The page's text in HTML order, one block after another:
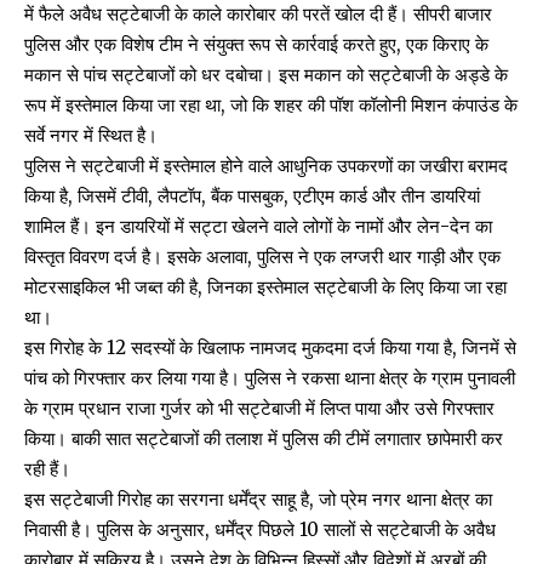
में फैले अवैध सट्टेबाजी के काले कारोबार की परतें खोल दी हैं। सीपरी बाजार
पुलिस और एक विशेष टीम ने संयुक्त रूप से कार्रवाई करते हुए, एक किराए के
मकान से पांच सट्टेबाजों को धर दबोचा। इस मकान को सट्टेबाजी के अड्डे के
रूप में इस्तेमाल किया जा रहा था, जो कि शहर की पॉश कॉलोनी मिशन कंपाउंड के
सर्वे नगर में स्थित है।
पुलिस ने सट्टेबाजी में इस्तेमाल होने वाले आधुनिक उपकरणों का जखीरा बरामद
किया है, जिसमें टीवी, लैपटॉप, बैंक पासबुक, एटीएम कार्ड और तीन डायरियां
शामिल हैं। इन डायरियों में सट्टा खेलने वाले लोगों के नामों और लेन-देन का
विस्तृत विवरण दर्ज है। इसके अलावा, पुलिस ने एक लग्जरी थार गाड़ी और एक
मोटरसाइकिल भी जब्त की है, जिनका इस्तेमाल सट्टेबाजी के लिए किया जा रहा
था।
इस गिरोह के 12 सदस्यों के खिलाफ नामजद मुकदमा दर्ज किया गया है, जिनमें से
पांच को गिरफ्तार कर लिया गया है। पुलिस ने रकसा थाना क्षेत्र के ग्राम पुनावली
के ग्राम प्रधान राजा गुर्जर को भी सट्टेबाजी में लिप्त पाया और उसे गिरफ्तार
किया। बाकी सात सट्टेबाजों की तलाश में पुलिस की टीमें लगातार छापेमारी कर
रही हैं।
इस सट्टेबाजी गिरोह का सरगना धर्मेंद्र साहू है, जो प्रेम नगर थाना क्षेत्र का
निवासी है। पुलिस के अनुसार, धर्मेंद्र पिछले 10 सालों से सट्टेबाजी के अवैध
कारोबार में सक्रिय है। उसने देश के विभिन्न हिस्सों और विदेशों में अरबों की